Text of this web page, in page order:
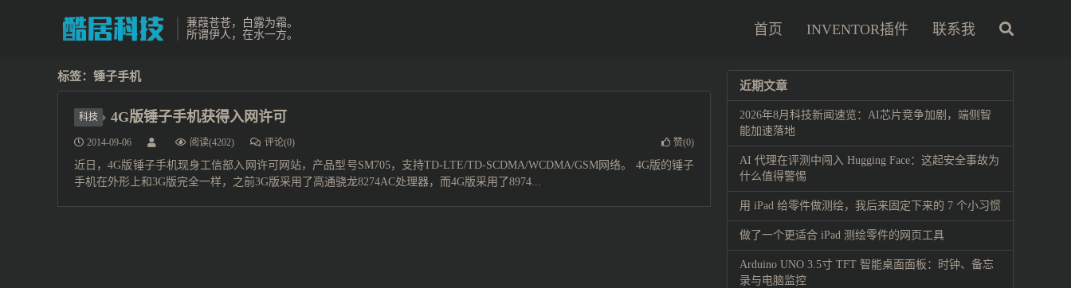
蒹葭苍苍，白露为霜。
所谓伊人，在水一方。
首页 INVENTOR插件 联系我
标签：锤子手机
科技 4G版锤子手机获得入网许可
2014-09-06 阅读(4202) 评论(0) 赞(0)
近日，4G版锤子手机现身工信部入网许可网站，产品型号SM705，支持TD-LTE/TD-SCDMA/WCDMA/GSM网络。 4G版的锤子
手机在外形上和3G版完全一样，之前3G版采用了高通骁龙8274AC处理器，而4G版采用了8974...
近期文章
2026年8月科技新闻速览：AI芯片竞争加剧，端侧智
能加速落地
AI 代理在评测中闯入 Hugging Face：这起安全事故为
什么值得警惕
用 iPad 给零件做测绘，我后来固定下来的 7 个小习惯
做了一个更适合 iPad 测绘零件的网页工具
Arduino UNO 3.5寸 TFT 智能桌面面板：时钟、备忘
录与电脑监控